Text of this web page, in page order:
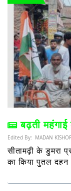
बढ़ती
Edited By: MADAN
सीतामढ़ी के डुमरा
का किया पुतल दहन